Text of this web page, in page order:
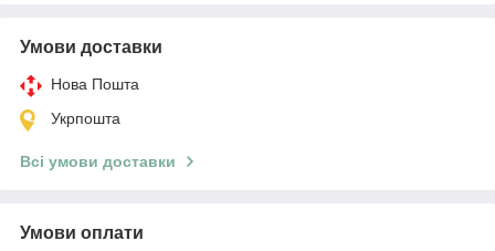
Умови доставки
Нова Пошта
Укрпошта
Всі умови доставки
Умови оплати